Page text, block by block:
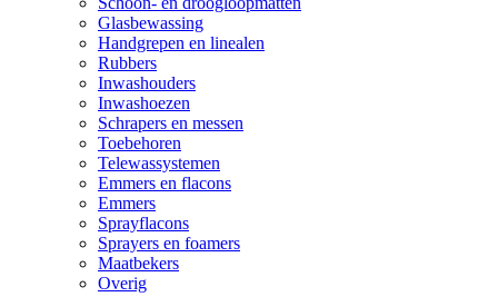
Glasbewassing
Handgrepen en linealen
Rubbers
Inwashouders
Inwashoezen
Schrapers en messen
Toebehoren
Telewassystemen
Emmers en flacons
Emmers
Sprayflacons
Sprayers en foamers
Maatbekers
Overig